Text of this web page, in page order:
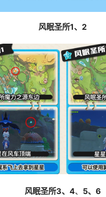
风眠圣所1、2
风眠圣所3、4、 5、6